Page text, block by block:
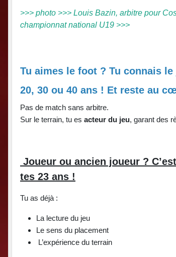
>>> photo >>> Louis Bazin, arbitre pour
championnat national U19 >>>
Tu aimes le foot ? Tu connais
20, 30 ou 40 ans ! Et reste au
Pas de match sans arbitre.
Sur le terrain, tu es acteur du jeu, garant des
Joueur ou ancien joueur ?
tes 23 ans !
Tu as déjà :
La lecture du jeu
Le sens du placement
L’expérience du terrain